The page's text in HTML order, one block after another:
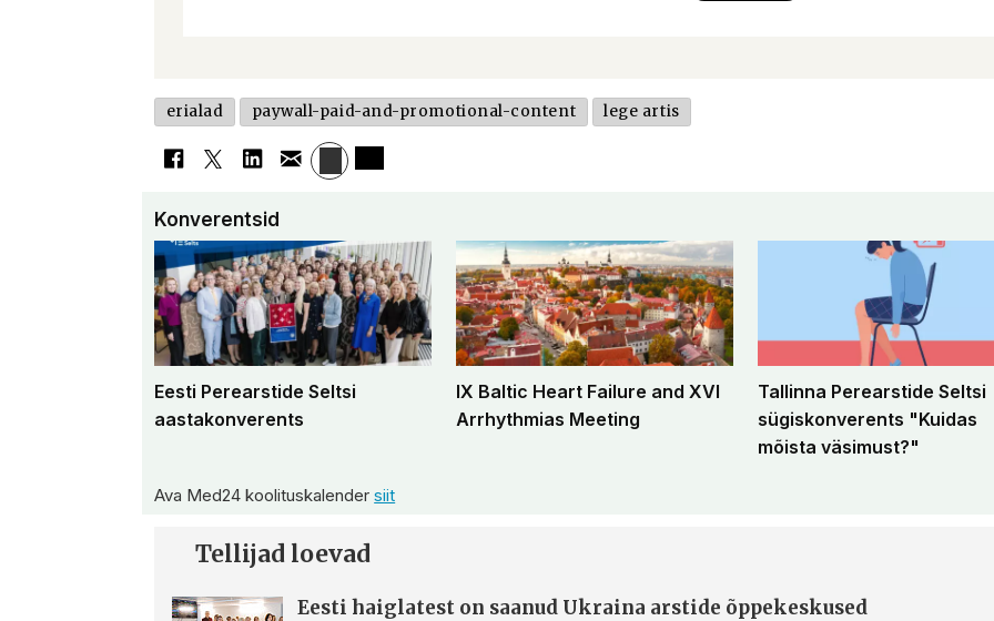
erialad paywall-paid-and-promotional-content lege artis
Konverentsid
Eesti Perearstide Seltsi
aastakonverents
IX Baltic Heart Failure and XVI
Arrhythmias Meeting
Tallinna Perearstide Seltsi
sügiskonverents "Kuidas
mõista väsimust?"
Ava Med24 koolituskalendersiit
Tellijad loevad
Eesti haiglatest on saanud Ukraina arstide õppekeskused